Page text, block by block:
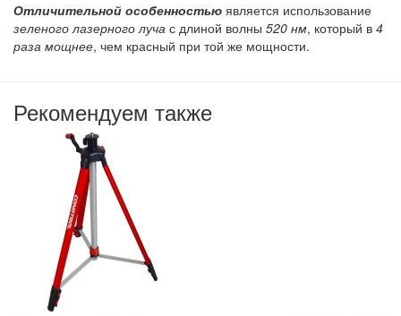
Отличительной особенностью является использование
зеленого лазерного луча с длиной волны 520 нм, который в 4
раза мощнее, чем красный при той же мощности.
Рекомендуем также